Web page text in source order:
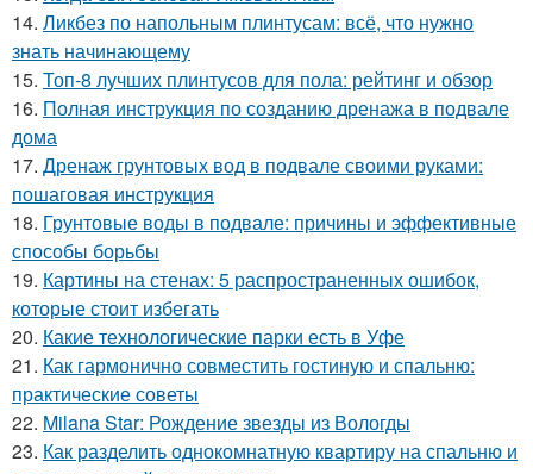
14. Ликбез по напольным плинтусам: всё, что нужно
знать начинающему
15. Топ-8 лучших плинтусов для пола: рейтинг и обзор
16. Полная инструкция по созданию дренажа в подвале
дома
17. Дренаж грунтовых вод в подвале своими руками:
пошаговая инструкция
18. Грунтовые воды в подвале: причины и эффективные
способы борьбы
19. Картины на стенах: 5 распространенных ошибок,
которые стоит избегать
20. Какие технологические парки есть в Уфе
21. Как гармонично совместить гостиную и спальню:
практические советы
22. Milana Star: Рождение звезды из Вологды
23. Как разделить однокомнатную квартиру на спальню и